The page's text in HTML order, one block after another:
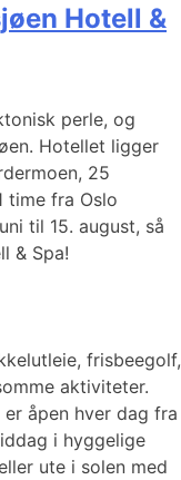
Hotell &
perle, og
Hotellet ligger
25
time fra Oslo
til 15. august, så
& Spa!
frisbeegolf,
aktiviteter.
åpen hver dag fra
i hyggelige
ute i solen med